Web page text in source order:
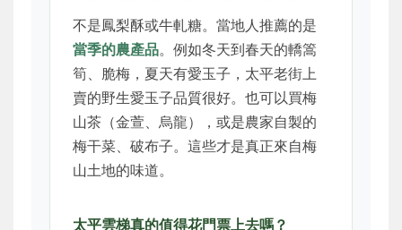
不是鳳梨酥或牛軋糖。當地人推薦的是
當季的農產品。例如冬天到春天的轎篙
筍、脆梅，夏天有愛玉子，太平老街上
賣的野生愛玉子品質很好。也可以買梅
山茶（金萱、烏龍），或是農家自製的
梅干菜、破布子。這些才是真正來自梅
山土地的味道。
太平雲梯真的值得花門票上去嗎？